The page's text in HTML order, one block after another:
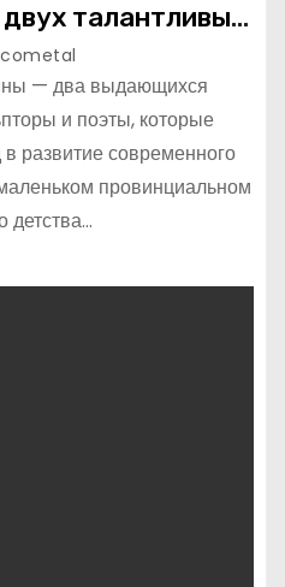
талантливых
— два выдающихся
и поэты, которые
развитие современного
провинциальном
детства…